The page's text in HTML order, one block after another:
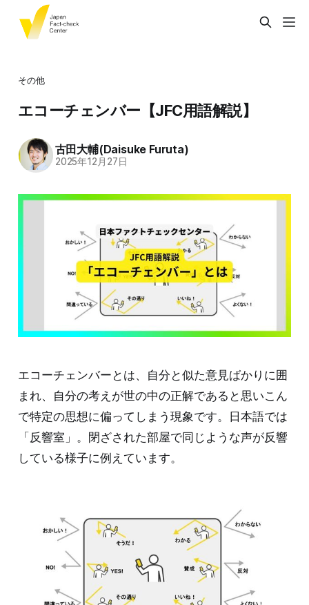
その他
エコーチェンバー【JFC用語解説】
古田大輔(Daisuke Furuta)
2025年12月27日
エコーチェンバーとは、自分と似た意見ばかりに囲
まれ、自分の考えが世の中の正解であると思いこん
で特定の思想に偏ってしまう現象です。日本語では
「反響室」。閉ざされた部屋で同じような声が反響
している様子に例えています。